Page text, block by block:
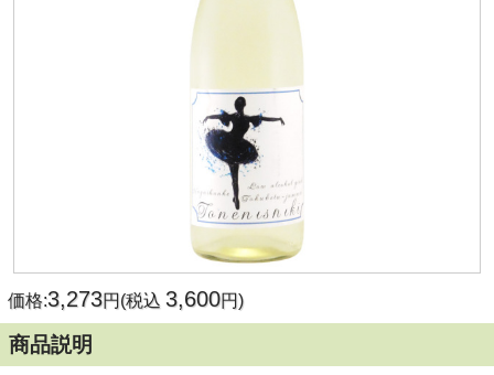
価格:3,273円(税込 3,600円)
商品説明